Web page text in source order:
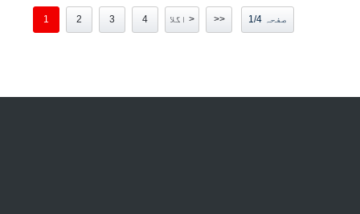
1 2 3 4 اگلا > >> صفحہ 1/4